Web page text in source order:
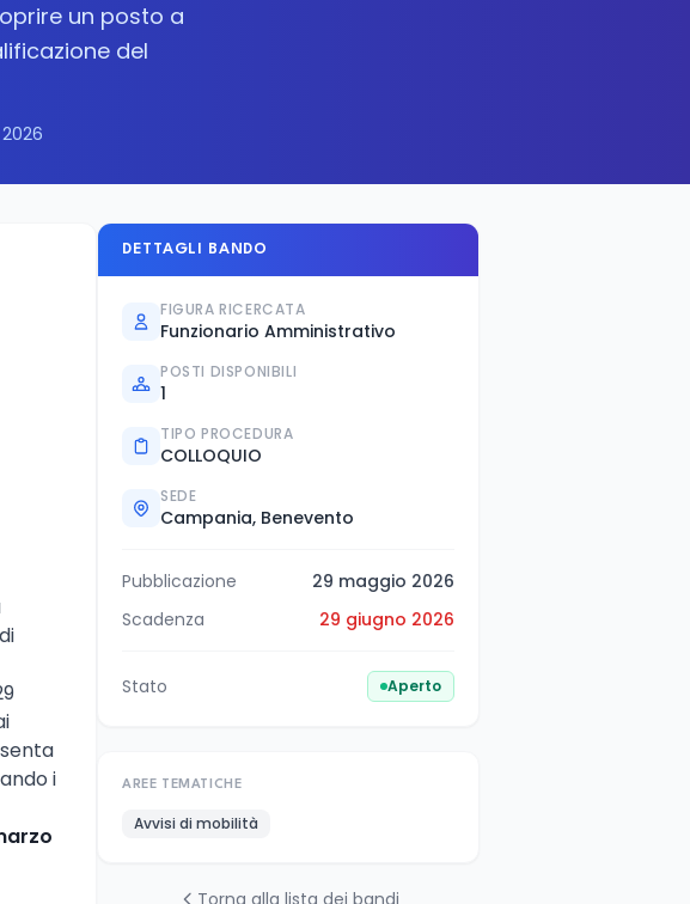
un posto a
del
i
DETTAGLI BANDO
FIGURA RICERCATA
Funzionario Amministrativo
POSTI DISPONIBILI
1
TIPO PROCEDURA
COLLOQUIO
SEDE
Campania, Benevento
Pubblicazione
29 maggio 2026
Scadenza
29 giugno 2026
Stato Aperto
AREE TEMATICHE
Avvisi di mobilità
Torna alla lista dei bandi